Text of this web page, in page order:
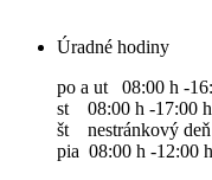
Úradné hodiny
po a ut 08:00 h -
st 08:00 h -17:00 h
št nestránkový deň
pia 08:00 h -12:00 h